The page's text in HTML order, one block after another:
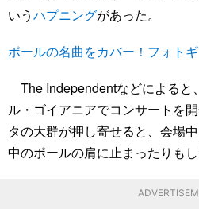
いうハプニングがあった。
ポールの名曲をカバー！フォト
The Independentなどによると
ル・ゴイアニアでコンサートを
タの大群が押し寄せると、会場
中のポールの肩に止まったりもし